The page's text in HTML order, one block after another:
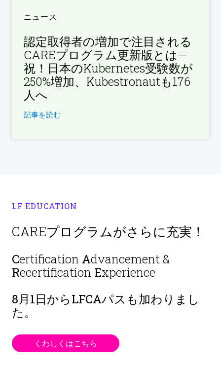
ニュース
認定取得者の増加で注目される
CAREプログラム更新版とは—
祝！日本のKubernetes受験数が
250%増加、Kubestronautも176
人へ
記事を読む
LF EDUCATION
CAREプログラムがさらに充実！
Certification Advancement &
Recertification Experience
8月1日からLFCAパスも加わりまし
た。
くわしくはこちら